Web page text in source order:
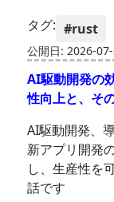
タグ: #rust
公開日: 2026-
AI駆動開発の
性向上と、そ
AI駆動開発、
新アプリ開発
し、生産性を
話です